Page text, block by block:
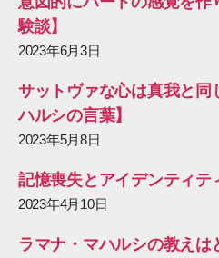
験談】
2023年6月3日
サットヴァな心は真我と同
ハルシの言葉】
2023年5月8日
記憶喪失とアイデンティテ
2023年4月10日
ラマナ・マハルシの教えは